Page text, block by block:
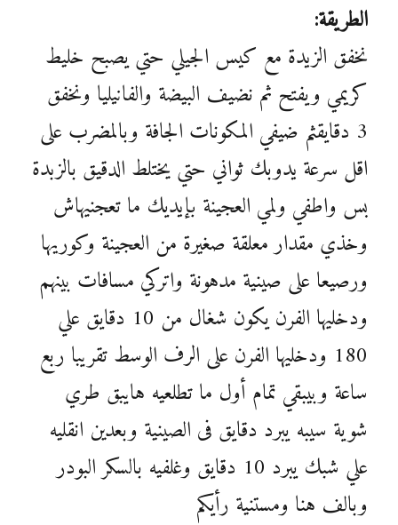
الطريقة:
نخفق الزيدة مع كيس الجيلي حتي يصبح خليط
كريمي ويفتح ثم نضيف البيضة والفانيليا ونخفق
3 دقايقثم ضيفي المكونات الجافة وبالمضرب على
اقل سرعة يدوبك ثواني حتي يختلط الدقيق بالزبدة
بس واطفي ولمي العجينة بإيديك ما تعجنيهاش
وخذي مقدار معلقة صغيرة من العجينة وكوريها
ورصيعا على صينية مدهونة واتركي مسافات بينهم
ودخليها الفرن يكون شغال من 10 دقايق علي
180 ودخليها الفرن على الرف الوسط تقريبا ربع
ساعة وبيبقي تمام أول ما تطلعيه هايبق طري
شوية سيبه يبرد دقايق فى الصينية وبعدين انقليه
علي شبك يبرد 10 دقايق وغلفيه بالسكر البودر
وبالف هنا ومستنية رأيكم